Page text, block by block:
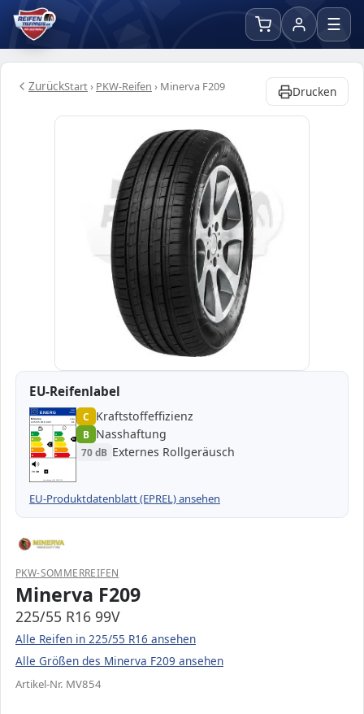
☰
ZurückStart› PKW-Reifen › Minerva F209 Drucken
EU-Reifenlabel
ENERG 1000000
Minerva MV854
225/55 R16 99V C1
A
B
C
C
D
E
A
B
B
C
D
E
70 dB B
Verordnung (EU) 2020/740
C Kraftstoffeffizienz
B Nasshaftung
70 dB Externes Rollgeräusch
EU-Produktdatenblatt (EPREL) ansehen
PKW-SOMMERREIFEN
Minerva F209
225/55 R16 99V
Alle Reifen in 225/55 R16 ansehen
Alle Größen des Minerva F209 ansehen
Artikel-Nr. MV854